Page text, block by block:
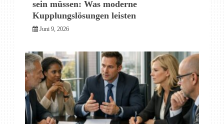
sein müssen: Was moderne
Kupplungslösungen leisten
Juni 9, 2026